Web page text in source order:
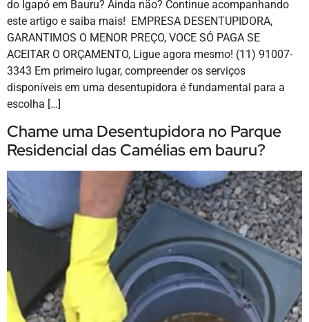
do Igapó em Bauru? Ainda não? Continue acompanhando
este artigo e saiba mais! EMPRESA DESENTUPIDORA,
GARANTIMOS O MENOR PREÇO, VOCE SÓ PAGA SE
ACEITAR O ORÇAMENTO, Ligue agora mesmo! (11) 91007-
3343 Em primeiro lugar, compreender os serviços
disponíveis em uma desentupidora é fundamental para a
escolha […]
Chame uma Desentupidora no Parque
Residencial das Camélias em bauru?